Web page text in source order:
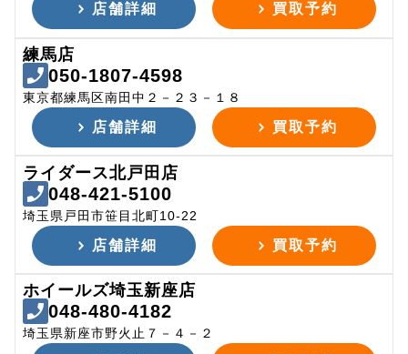
店舗詳細 買取予約
練馬店
050-1807-4598
東京都練馬区南田中２－２３－１８
店舗詳細 買取予約
ライダース北戸田店
048-421-5100
埼玉県戸田市笹目北町10-22
店舗詳細 買取予約
ホイールズ埼玉新座店
048-480-4182
埼玉県新座市野火止７－４－２